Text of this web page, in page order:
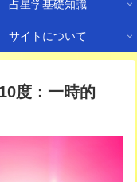
占星学基礎知識
サイトについて
度：一時的